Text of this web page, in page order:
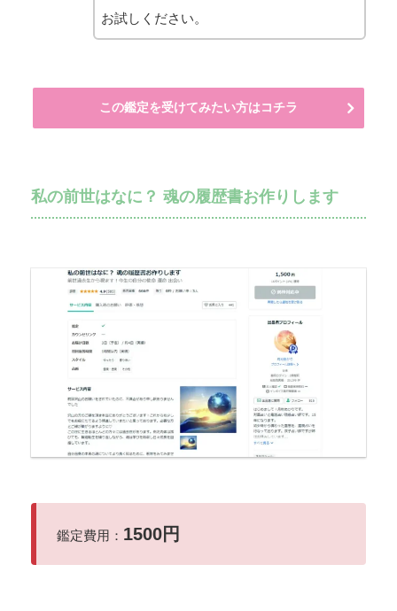
お試しください。
この鑑定を受けてみたい方はコチラ
私の前世はなに？ 魂の履歴書お作りします
鑑定費用： 1500円